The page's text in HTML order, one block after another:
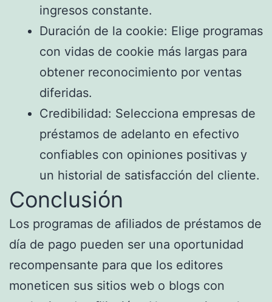
ingresos constante.
Duración de la cookie: Elige programas
con vidas de cookie más largas para
obtener reconocimiento por ventas
diferidas.
Credibilidad: Selecciona empresas de
préstamos de adelanto en efectivo
confiables con opiniones positivas y
un historial de satisfacción del cliente.
Conclusión
Los programas de afiliados de préstamos de
día de pago pueden ser una oportunidad
recompensante para que los editores
moneticen sus sitios web o blogs con